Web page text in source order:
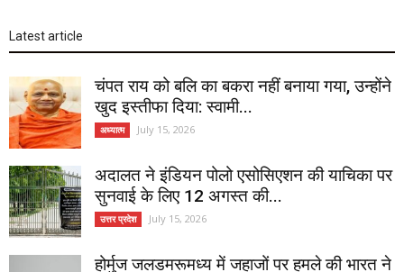
Latest article
चंपत राय को बलि का बकरा नहीं बनाया गया, उन्होंने
खुद इस्तीफा दिया: स्वामी...
अध्यात्म July 15, 2026
अदालत ने इंडियन पोलो एसोसिएशन की याचिका पर
सुनवाई के लिए 12 अगस्त की...
उत्तर प्रदेश July 15, 2026
होर्मुज जलडमरूमध्य में जहाजों पर हमले की भारत ने